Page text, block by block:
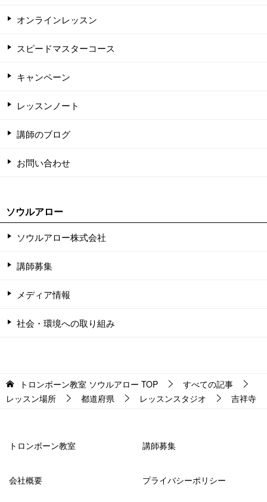
オンラインレッスン
スピードマスターコース
キャンペーン
レッスンノート
講師のブログ
お問い合わせ
ソウルアロー
ソウルアロー株式会社
講師募集
メディア情報
社会・環境への取り組み
トロンボーン教室 ソウルアロー TOP
すべての記事
レッスン場所
都道府県 レッスンスタジオ 吉祥寺
トロンボーン教室 講師募集
会社概要 プライバシーポリシー